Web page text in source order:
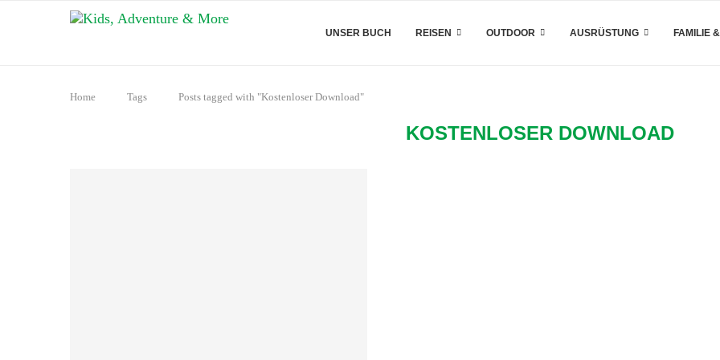
UNSER BUCH REISEN OUTDOOR AUSRÜSTUNG FAMILIE
Home Tags Posts tagged with "Kostenloser Download"
KOSTENLOSER DOWNLOAD